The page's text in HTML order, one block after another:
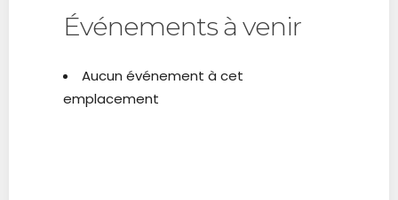
Événements à venir
Aucun événement à cet
emplacement